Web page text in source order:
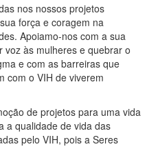
nos nossos projetos
força e coragem na
Apoiamo-nos com a sua
às mulheres e quebrar o
e com as barreiras que
com o VIH de viverem
de projetos para uma vida
a qualidade de vida das
pelo VIH, pois a Seres